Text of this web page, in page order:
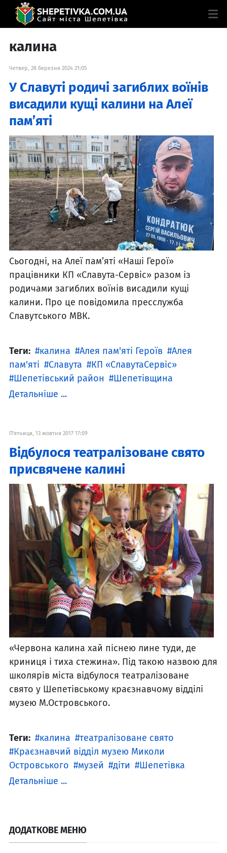
калина
Четвер, 28 березня 2024 21:05
У Славуті родичі загиблих воїнів
висадили кущі калини на Алеї
пам’яті
Сьогодні, на Алеї пам’яті «Наші Герої»
працівники КП «Славута-Сервіс» разом із
родичами загиблих воїнів висадили кущі
калини. Про це повідомила пресслужба
Славутського МВК.
Теги: калина Алея пам'яті Героїв
Алея
пам'яті
Славута
КП «СлавутаСервіс»
Шепетівський район
Шепетівщина
Детальніше ...
П'ятниця, 13 жовтня 2017 17:09
Відбулося театралізоване свято
присвячене калині
«Червона калина хай піснею лине туди, де
криниця і тиха стежина». Під такою назвою для
школярів міста відбулося театралізоване
свято у Шепетівському краєзнавчому відділі
музею М.Островського.
Теги: калина
театралізоване свято
Краєзнавчий відділ музею Миколи
Островського
музей діти
Шепетівка
Детальніше ...
ДОДАТКОВЕ МЕНЮ